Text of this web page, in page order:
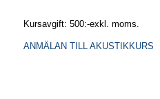
Kursavgift: 500:-exkl. moms.
ANMÄLAN TILL AKUSTIKKURS